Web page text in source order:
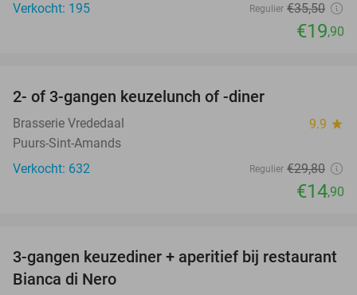
Verkocht: 195
Regulier €35,50
€19,90
2- of 3-gangen keuzelunch of -diner
Brasserie Vrededaal 9.9 star
Puurs-Sint-Amands
Verkocht: 632
Regulier €29,80
€14,90
47%
3-gangen keuzediner + aperitief bij restaurant
Bianca di Nero